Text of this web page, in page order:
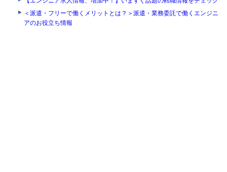
＜派遣・フリーで働くメリットとは？＞派遣・業務委託で働くエンジニ
アのお役立ち情報